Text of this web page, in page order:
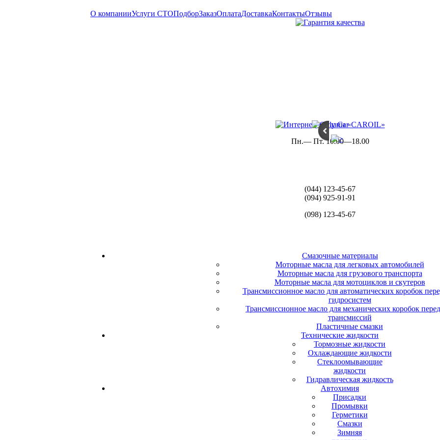
О компанииУслуги СТОПодборЗаказОплатаДоставкаКонтактыОтзывы
Пн.— Пт. 10.00—18.00
(044) 123-45-67
(094) 925-91-91
(098) 123-45-67
Смазочные материалы
Моторные масла для легковых автомобилей
Моторные масла для грузового транспорта
Моторные масла для мотоциклов и скутеров
Трансмиссионное масло для автоматических коробок
гидросистем
Трансмиссионное масло для механических коробок
трансмиссий
Пластичные смазки
Технические жидкости
Тормозные жидкости
Охлаждающие жидкости
Стеклоомывающие
жидкости
Гидравлическая жидкость
Автохимия
Присадки
Промывки
Герметики
Смазки
Зимняя